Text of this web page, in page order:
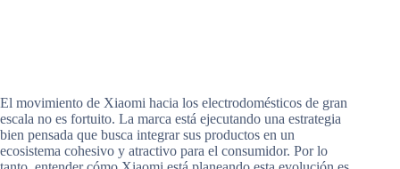
El movimiento de Xiaomi hacia los electrodomésticos de gran
escala no es fortuito. La marca está ejecutando una estrategia
bien pensada que busca integrar sus productos en un
ecosistema cohesivo y atractivo para el consumidor. Por lo